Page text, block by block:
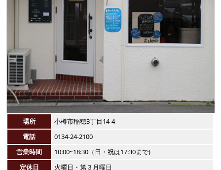
場所
小樽市稲穂3丁目14-4
電話
0134-24-2100
営業時間
10:00~18:30（日・祝は17:30まで)
定休日
火曜日・第３月曜日